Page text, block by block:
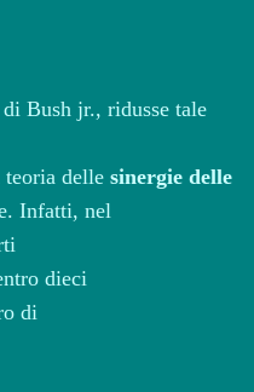
Bush jr., ridusse tale
teoria dellesinergie delle
Infatti, nel
dieci
di